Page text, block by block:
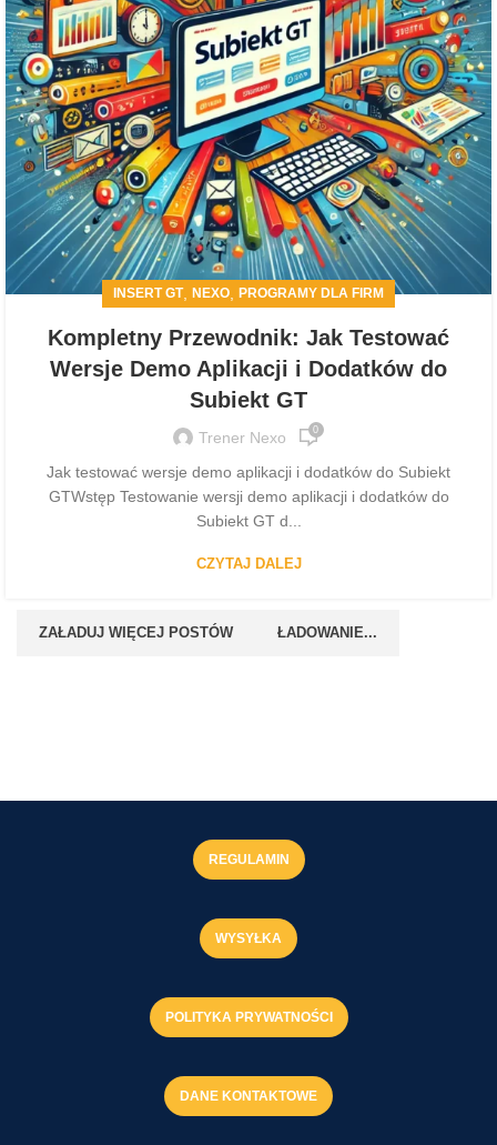
INSERT GT, NEXO, PROGRAMY DLA FIRM
Kompletny Przewodnik: Jak Testować
Wersje Demo Aplikacji i Dodatków do
Subiekt GT
Trener Nexo 0
Jak testować wersje demo aplikacji i dodatków do Subiekt
GTWstęp Testowanie wersji demo aplikacji i dodatków do
Subiekt GT d...
CZYTAJ DALEJ
ZAŁADUJ WIĘCEJ POSTÓW ŁADOWANIE...
REGULAMIN
WYSYŁKA
POLITYKA PRYWATNOŚCI
DANE KONTAKTOWE